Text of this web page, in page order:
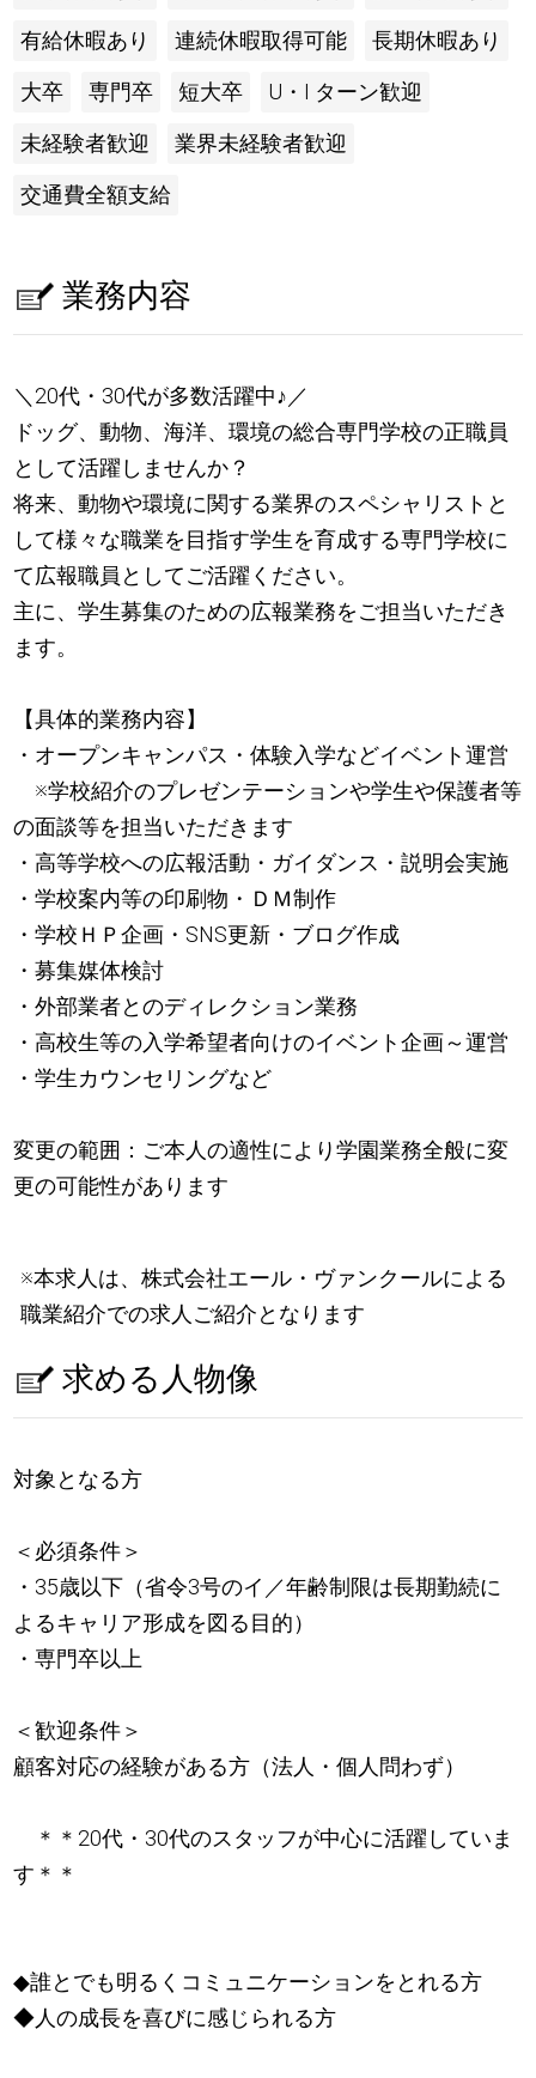
有給休暇あり 連続休暇取得可能 長期休暇あり
大卒 専門卒 短大卒 U・I ターン歓迎
未経験者歓迎 業界未経験者歓迎
交通費全額支給
業務内容
＼20代・30代が多数活躍中♪ ／
ドッグ、動物、海洋、環境の総合専門学校の正職員
として活躍しませんか？
将来、動物や環境に関する業界のスペシャリストと
して様々な職業を目指す学生を育成する専門学校に
て広報職員としてご活躍ください。
主に、学生募集のための広報業務をご担当いただき
ます。
【具体的業務内容】
・オープンキャンパス・体験入学などイベント運営
※学校紹介のプレゼンテーションや学生や保護者等
の面談等を担当いただきます
・高等学校への広報活動・ガイダンス・説明会実施
・学校案内等の印刷物・ＤＭ制作
・学校ＨＰ企画・SNS更新・ブログ作成
・募集媒体検討
・外部業者とのディレクション業務
・高校生等の入学希望者向けのイベント企画～運営
・学生カウンセリングなど
変更の範囲：ご本人の適性により学園業務全般に変
更の可能性があります
※本求人は、株式会社エール・ヴァンクールによる
職業紹介での求人ご紹介となります
求める人物像
対象となる方
＜必須条件＞
・35歳以下（省令3号のイ／年齢制限は長期勤続に
よるキャリア形成を図る目的）
・専門卒以上
＜歓迎条件＞
顧客対応の経験がある方（法人・個人問わず）
＊＊20代・30代のスタッフが中心に活躍していま
す＊＊
◆誰とでも明るくコミュニケーションをとれる方
◆人の成長を喜びに感じられる方